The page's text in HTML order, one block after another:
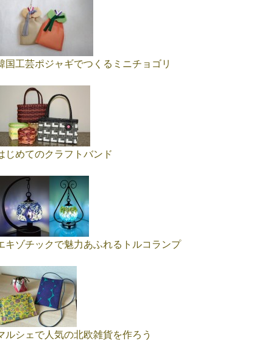
国工芸ポジャギでつくるミニチョゴリ
じめてのクラフトバンド
キゾチックで魅力あふれるトルコランプ
ルシェで人気の北欧雑貨を作ろう